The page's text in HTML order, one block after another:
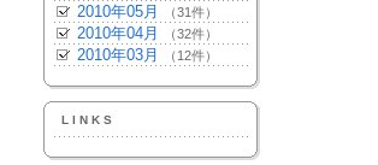
2010年05月 （31件）
2010年04月 （32件）
2010年03月 （12件）
LINKS